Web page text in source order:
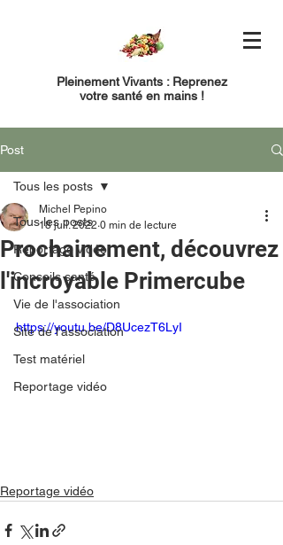
Pleinement Vivants : Reprenez
votre santé en mains !
Post
Tous les posts
Reportage vidéo
Conseils santé
Vie de l'association
Site de l'association
Test matériel
Reportage vidéo
Tous les posts
Prochainement, découvrez
l'incroyable Primercube
Michel Pepino
18 juil. 2022 0 min de lecture
https://youtu.be/D8UcezT6LyI
Reportage vidéo